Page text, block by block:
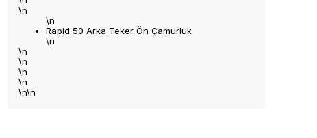
\n
\n
Rapid 50 Arka Teker Ön Çamurluk
\n
\n
\n
\n
\n
\n\n